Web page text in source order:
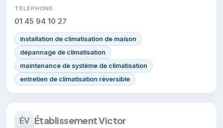
TÉLÉPHONE
01 45 94 10 27
installation de climatisation de maison
dépannage de climatisation
maintenance de système de climatisation
entretien de climatisation réversible
ÉV Établissement Victor